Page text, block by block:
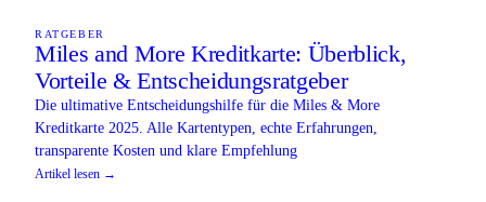
RATGEBER
Miles and More Kreditkarte: Überblick,
Vorteile & Entscheidungsratgeber
Die ultimative Entscheidungshilfe für die Miles & More
Kreditkarte 2025. Alle Kartentypen, echte Erfahrungen,
transparente Kosten und klare Empfehlung
Artikel lesen →